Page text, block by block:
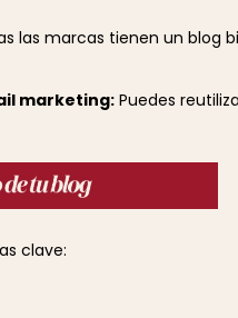
las marcas tienen un blog
marketing: Puedes
clave: